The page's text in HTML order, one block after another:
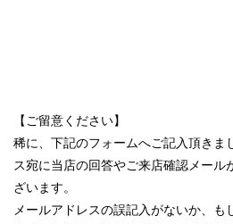
【ご留意ください】
稀に、下記のフォームへご記入頂きま
ス宛に当店の回答やご来店確認メール
ざいます。
メールアドレスの誤記入がないか、も